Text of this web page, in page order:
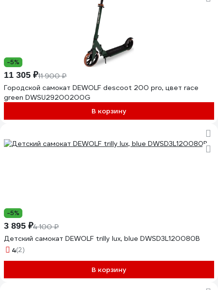
-5%
11 305 ₽11 900 ₽
Городской самокат DEWOLF descoot 200 pro, цвет race
green DWSU29200200G
В корзину
-5%
3 895 ₽4 100 ₽
Детский самокат DEWOLF trilly lux, blue DWSD3L120080B
4(2)
В корзину